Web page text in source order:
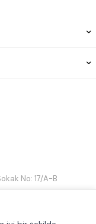
No: 17/A-B